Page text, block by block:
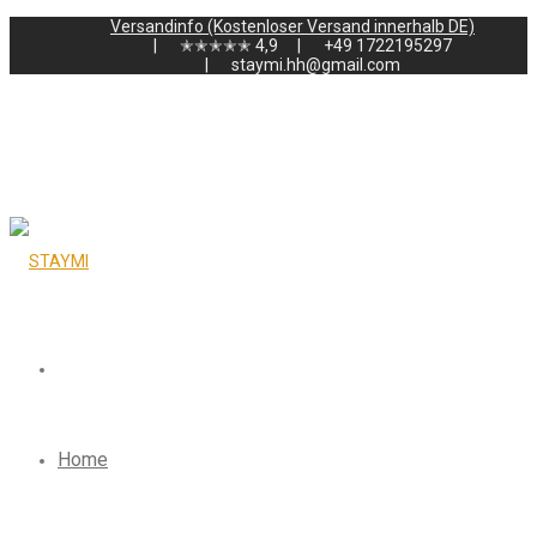
Versandinfo (Kostenloser Versand innerhalb DE)
✭✭✭✭✭ 4,9
‭+49 1722195297‬
staymi.hh@gmail.com
Home